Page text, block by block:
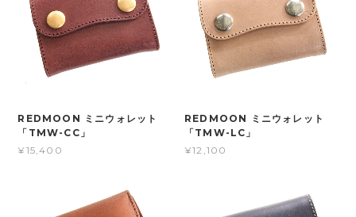
REDMOON ミニウォレット
「TMW-CC」
¥15,400
REDMOON ミニウォレット
「TMW-LC」
¥12,100